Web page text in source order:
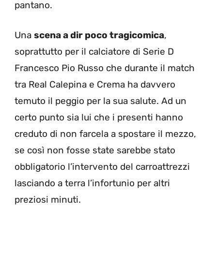
pantano.
Una scena a dir poco tragicomica,
soprattutto per il calciatore di Serie D
Francesco Pio Russo che durante il match
tra Real Calepina e Crema ha davvero
temuto il peggio per la sua salute. Ad un
certo punto sia lui che i presenti hanno
creduto di non farcela a spostare il mezzo,
se così non fosse state sarebbe stato
obbligatorio l’intervento del carroattrezzi
lasciando a terra l’infortunio per altri
preziosi minuti.